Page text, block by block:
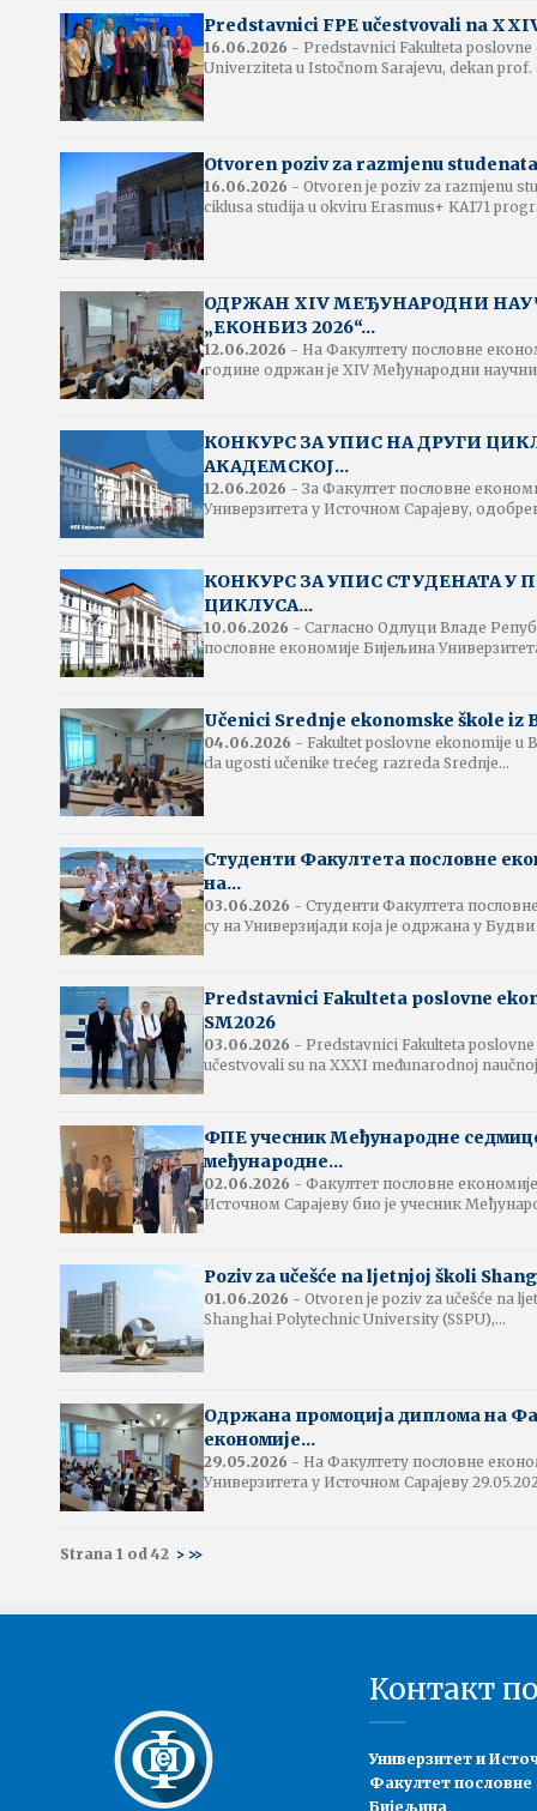
Predstavnici FPE učestvovali na
16.06.2026 - Predstavnici Fakulteta
Univerziteta u Istočnom Sarajevu, dekan prof.
Otvoren poziv za razmjenu
16.06.2026 - Otvoren je poziv za razmjenu
ciklusa studija u okviru Erasmus+ KA171
ОДРЖАН XIV МЕЂУНАРОДНИ
„ЕКОНБИЗ 2026“...
12.06.2026 - На Факултету пословне
године одржан је XIV Mеђународни
КОНКУРС ЗА УПИС НА ДРУГИ
АКАДЕМСКОЈ...
12.06.2026 - За Факултет пословне
Универзитета у Источном Сарајеву,
КОНКУРС ЗА УПИС СТУДЕНАТА У
ЦИКЛУСА...
10.06.2026 - Сагласно Одлуци Владе
пословне економије Бијељина
Učenici Srednje ekonomske škole iz
04.06.2026 - Fakultet poslovne ekonomije u
da ugosti učenike trećeg razreda Srednje...
Студенти Факултета пословне
на...
03.06.2026 - Студенти Факултета
су на Универзијади која је одржана у
Predstavnici Fakulteta poslovne
SM2026
03.06.2026 - Predstavnici Fakulteta
učestvovali su na XXXI međunarodnoj
ФПЕ учесник Међународне
међународне...
02.06.2026 - Факултет пословне
Источном Сарајеву био је учесник
Poziv za učešće na ljetnjoj školi
01.06.2026 - Otvoren je poziv za učešće na
Shanghai Polytechnic University (SSPU),...
Одржана промоција диплома на
економије...
29.05.2026 - На Факултету пословне
Универзитета у Источном Сарајеву
Strana 1 od 42 > >>
Контакт
Универзитет и
Факултет пословне
Бијељина